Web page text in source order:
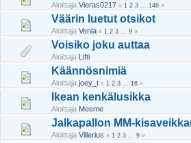
Aloittaja Vieras0217 « 1 2 3 ... 148 »
Väärin luetut otsikot
Aloittaja Venla « 1 2 3 ... 9 »
Voisiko joku auttaa
Aloittaja Lifti
Käännösnimiä
Aloittaja joey_t « 1 2 3 ... 16 »
Ikean kenkälusikka
Aloittaja Meeme
Jalkapallon MM-
Aloittaja Villerius « 1 2 3 ... 9 »